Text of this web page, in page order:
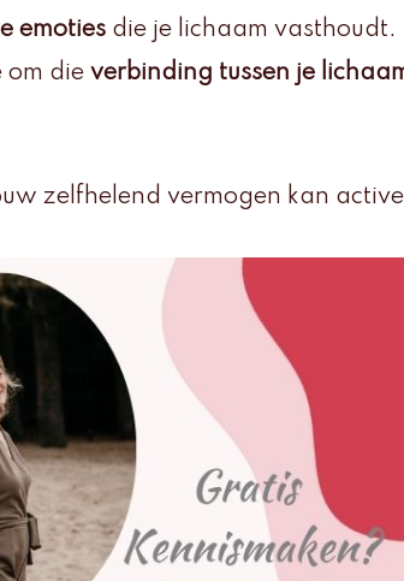
emoties die je lichaam vasthoudt.
om die verbinding tussen je
zelfhelend vermogen kan